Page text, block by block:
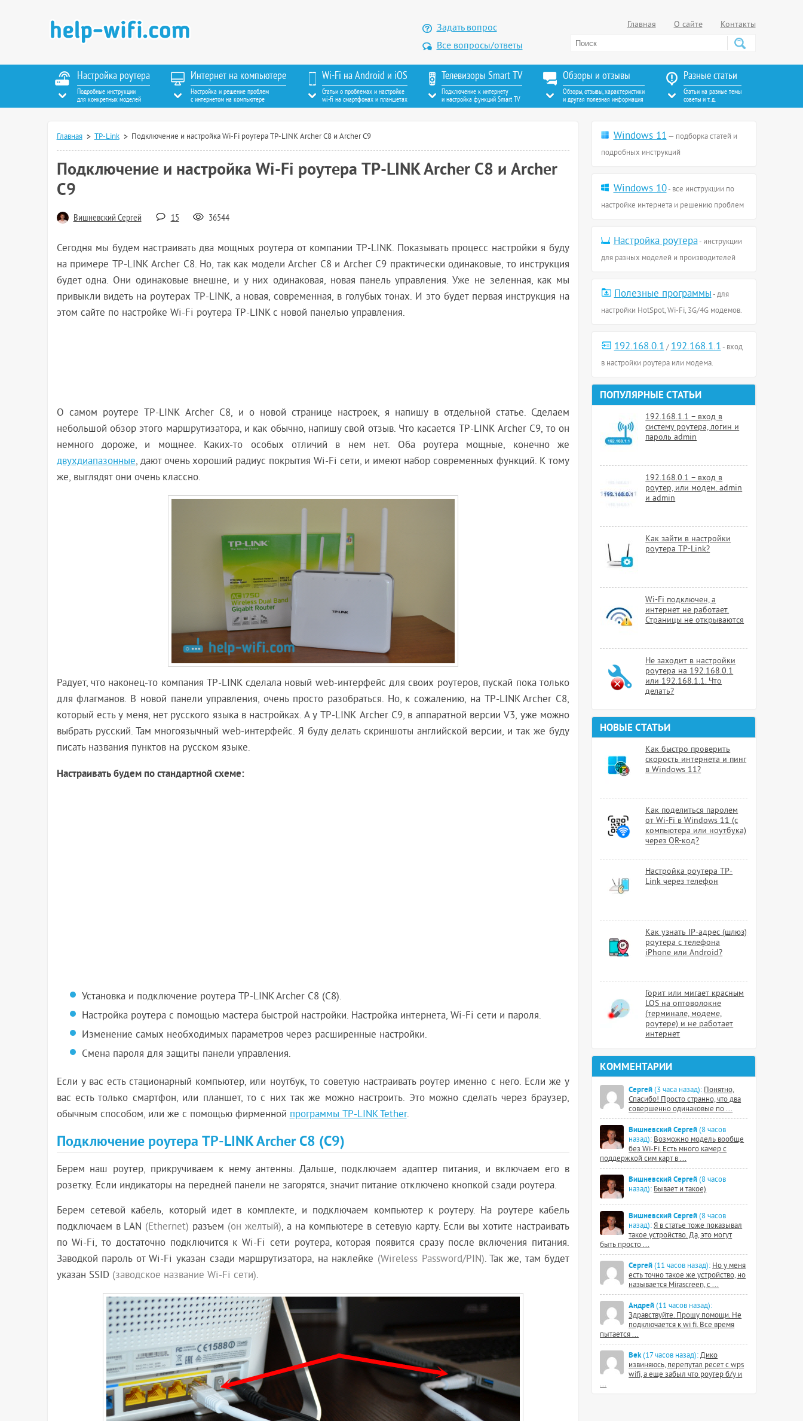
Настройка роутера
Подробные инструкции
для конкретных моделей
Интернет на компьютере
Настройка и решение проблем
с интернетом на компьютере
Wi-Fi на Android и iOS
Статьи о проблемах и настройке
wi-fi на смартфонах и планшетах
Телевизоры Smart TV
Подключение к интернету
и настройка функций Smart TV
Обзоры и отзывы
Обзоры, отзывы, характеристики
и другая полезная информация
Разные статьи
Статьи на разные темы
советы и т. д.
Задать вопрос
Все вопросы/ответы
Главная О сайте Контакты
Главная TP-Link Подключение и настройка Wi-Fi роутера TP-LINK Archer C8 и Archer C9
Подключение и настройка Wi-Fi роутера TP-LINK Archer C8 и Archer
C9
Вишневский Сергей 15 36544
Сегодня мы будем настраивать два мощных роутера от компании TP-LINK. Показывать процесс настройки я буду
на примере TP-LINK Archer C8. Но, так как модели Archer C8 и Archer C9 практически одинаковые, то инструкция
будет одна. Они одинаковые внешне, и у них одинаковая, новая панель управления. Уже не зеленная, как мы
привыкли видеть на роутерах TP-LINK, а новая, современная, в голубых тонах. И это будет первая инструкция на
этом сайте по настройке Wi-Fi роутера TP-LINK с новой панелью управления.
О самом роутере TP-LINK Archer C8, и о новой странице настроек, я напишу в отдельной статье. Сделаем
небольшой обзор этого маршрутизатора, и как обычно, напишу свой отзыв. Что касается TP-LINK Archer C9, то он
немного дороже, и мощнее. Каких-то особых отличий в нем нет. Оба роутера мощные, конечно же
двухдиапазонные, дают очень хороший радиус покрытия Wi-Fi сети, и имеют набор современных функций. К тому
же, выглядят они очень классно.
Радует, что наконец-то компания TP-LINK сделала новый web-интерфейс для своих роутеров, пускай пока только
для флагманов. В новой панели управления, очень просто разобраться. Но, к сожалению, на TP-LINK Archer C8,
который есть у меня, нет русского языка в настройках. А у TP-LINK Archer C9, в аппаратной версии V3, уже можно
выбрать русский. Там многоязычный web-интерфейс. Я буду делать скриншоты английской версии, и так же буду
писать названия пунктов на русском языке.
Настраивать будем по стандартной схеме:
Установка и подключение роутера TP-LINK Archer C8 (C8).
Настройка роутера с помощью мастера быстрой настройки. Настройка интернета, Wi-Fi сети и пароля.
Изменение самых необходимых параметров через расширенные настройки.
Смена пароля для защиты панели управления.
Если у вас есть стационарный компьютер, или ноутбук, то советую настраивать роутер именно с него. Если же у
вас есть только смартфон, или планшет, то с них так же можно настроить. Это можно сделать через браузер,
обычным способом, или же с помощью фирменнойпрограммы TP-LINK Tether.
Подключение роутера TP-LINK Archer C8 (C9)
Берем наш роутер, прикручиваем к нему антенны. Дальше, подключаем адаптер питания, и включаем его в
розетку. Если индикаторы на передней панели не загорятся, значит питание отключено кнопкой сзади роутера.
Берем сетевой кабель, который идет в комплекте, и подключаем компьютер к роутеру. На роутере кабель
подключаем в LAN (Ethernet) разъем (он желтый), а на компьютере в сетевую карту. Если вы хотите настраивать
по Wi-Fi, то достаточно подключится к Wi-Fi сети роутера, которая появится сразу после включения питания.
Заводкой пароль от Wi-Fi указан сзади маршрутизатора, на наклейке (Wireless Password/PIN). Так же, там будет
указан SSID (заводское название Wi-Fi сети).
Windows 11 — подборка статей и
подробных инструкций
Windows 10- все инструкции по
настройке интернета и решению проблем
Настройка роутера- инструкции
для разных моделей и производителей
Полезные программы- для
настройки HotSpot, Wi-Fi, 3G/4G модемов.
192.168.0.1 /192.168.1.1- вход
в настройки роутера или модема.
ПОПУЛЯРНЫЕ СТАТЬИ
192.168.1.1 – вход в
систему роутера, логин и
пароль admin
192.168.0.1 – вход в
роутер, или модем. admin
и admin
Как зайти в настройки
роутера TP-Link?
Wi-Fi подключен, а
интернет не работает.
Страницы не открываются
Не заходит в настройки
роутера на 192.168.0.1
или 192.168.1.1. Что
делать?
НОВЫЕ СТАТЬИ
Как быстро проверить
скорость интернета и пинг
в Windows 11?
Как поделиться паролем
от Wi-Fi в Windows 11 (с
компьютера или ноутбука)
через QR-код?
Настройка роутера TP-
Link через телефон
Как узнать IP-адрес (шлюз)
роутера с телефона
iPhone или Android?
Горит или мигает красным
LOS на оптоволокне
(терминале, модеме,
роутере) и не работает
интернет
КОММЕНТАРИИ
Сергей (3 часа назад): Понятно,
Спасибо! Просто странно, что два
совершенно одинаковые по ...
Вишневский Сергей (8 часов
назад): Возможно модель вообще
без Wi-Fi. Есть много камер с
поддержкой сим карт в ...
Вишневский Сергей (8 часов
назад): Бывает и такое)
Вишневский Сергей (8 часов
назад): Я в статье тоже показывал
такое устройство. Да, это могут
быть просто ...
Сергей (11 часов назад): Но у меня
есть точно такое же устройство, но
называется Mirascreen, с ...
Андрей (11 часов назад):
Здравствуйте. Прошу помощи. Не
подключается к wi fi. Все время
пытается ...
Bek(17 часов назад): Дико
извиняюсь, перепутал ресет с wps
wifi, а еще забыл что роутер б/у и
...